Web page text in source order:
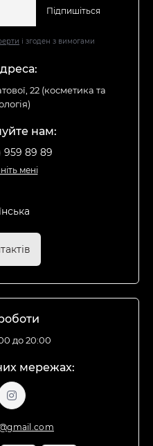
Підпишіться
і згоден з вимогами
22 (косметика та
нам:
959 89 89
мені
до 20:00
мережах: